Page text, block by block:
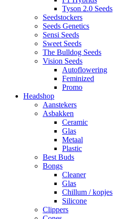
Tyson 2.0 Seeds
Seedstockers
Seeds Genetics
Sensi Seeds
Sweet Seeds
The Bulldog Seeds
Vision Seeds
Autoflowering
Feminized
Promo
Headshop
Aanstekers
Asbakken
Ceramic
Glas
Metaal
Plastic
Best Buds
Bongs
Cleaner
Glas
Chillum / kopjes
Silicone
Clippers